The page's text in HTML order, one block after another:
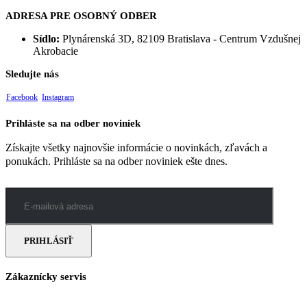
ADRESA PRE OSOBNÝ ODBER
Sídlo: Plynárenská 3D, 82109 Bratislava - Centrum Vzdušnej
Akrobacie
Sledujte nás
Facebook Instagram
Prihláste sa na odber noviniek
Získajte všetky najnovšie informácie o novinkách, zľavách a
ponukách. Prihláste sa na odber noviniek ešte dnes.
Zákaznícky servis